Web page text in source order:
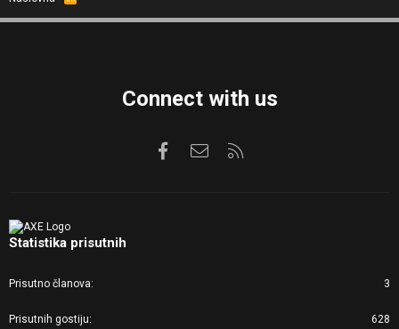
S
Connect with us
FacebookKontaktirajte nas
Statistika prisutnih
Prisutno članova 3
Prisutnih gostiju 628